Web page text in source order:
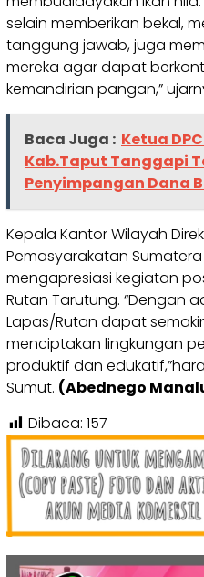
selain memberikan bekal,
tanggung jawab, juga
mereka agar dapat
kemandirian pangan,”
Baca Juga : Ketua DPC
Kab.Taput Tanggapi
Penyimpangan Dana
Kepala Kantor Wilayah
Pemasyarakatan Sumatera
mengapresiasi kegiatan
Rutan Tarutung. “Dengan
Lapas/Rutan dapat
menciptakan lingkungan
produktif dan
Sumut. (Abednego
Dibaca: 157